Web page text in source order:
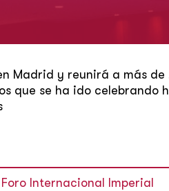
Madrid y reunirá a más
que se ha ido
Internacional Imperial